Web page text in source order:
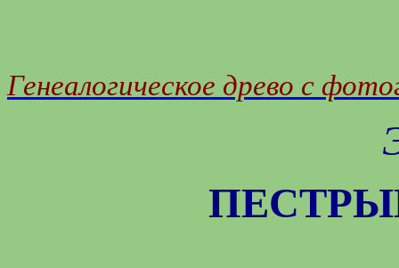
Генеалогическое древо с